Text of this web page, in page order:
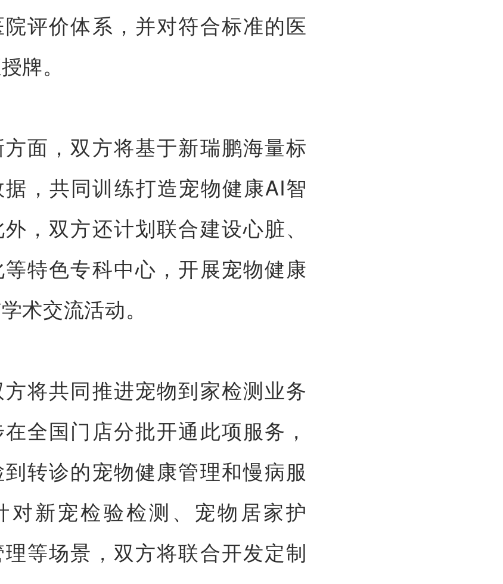
评价体系，并对符合标准的医
牌。
面，双方将基于新瑞鹏海量标
，共同训练打造宠物健康AI智
，双方还计划联合建设心脏、
特色专科中心，开展宠物健康
术交流活动。
将共同推进宠物到家检测业务
全国门店分批开通此项服务，
转诊的宠物健康管理和慢病服
对新宠检验检测、宠物居家护
等场景，双方将联合开发定制